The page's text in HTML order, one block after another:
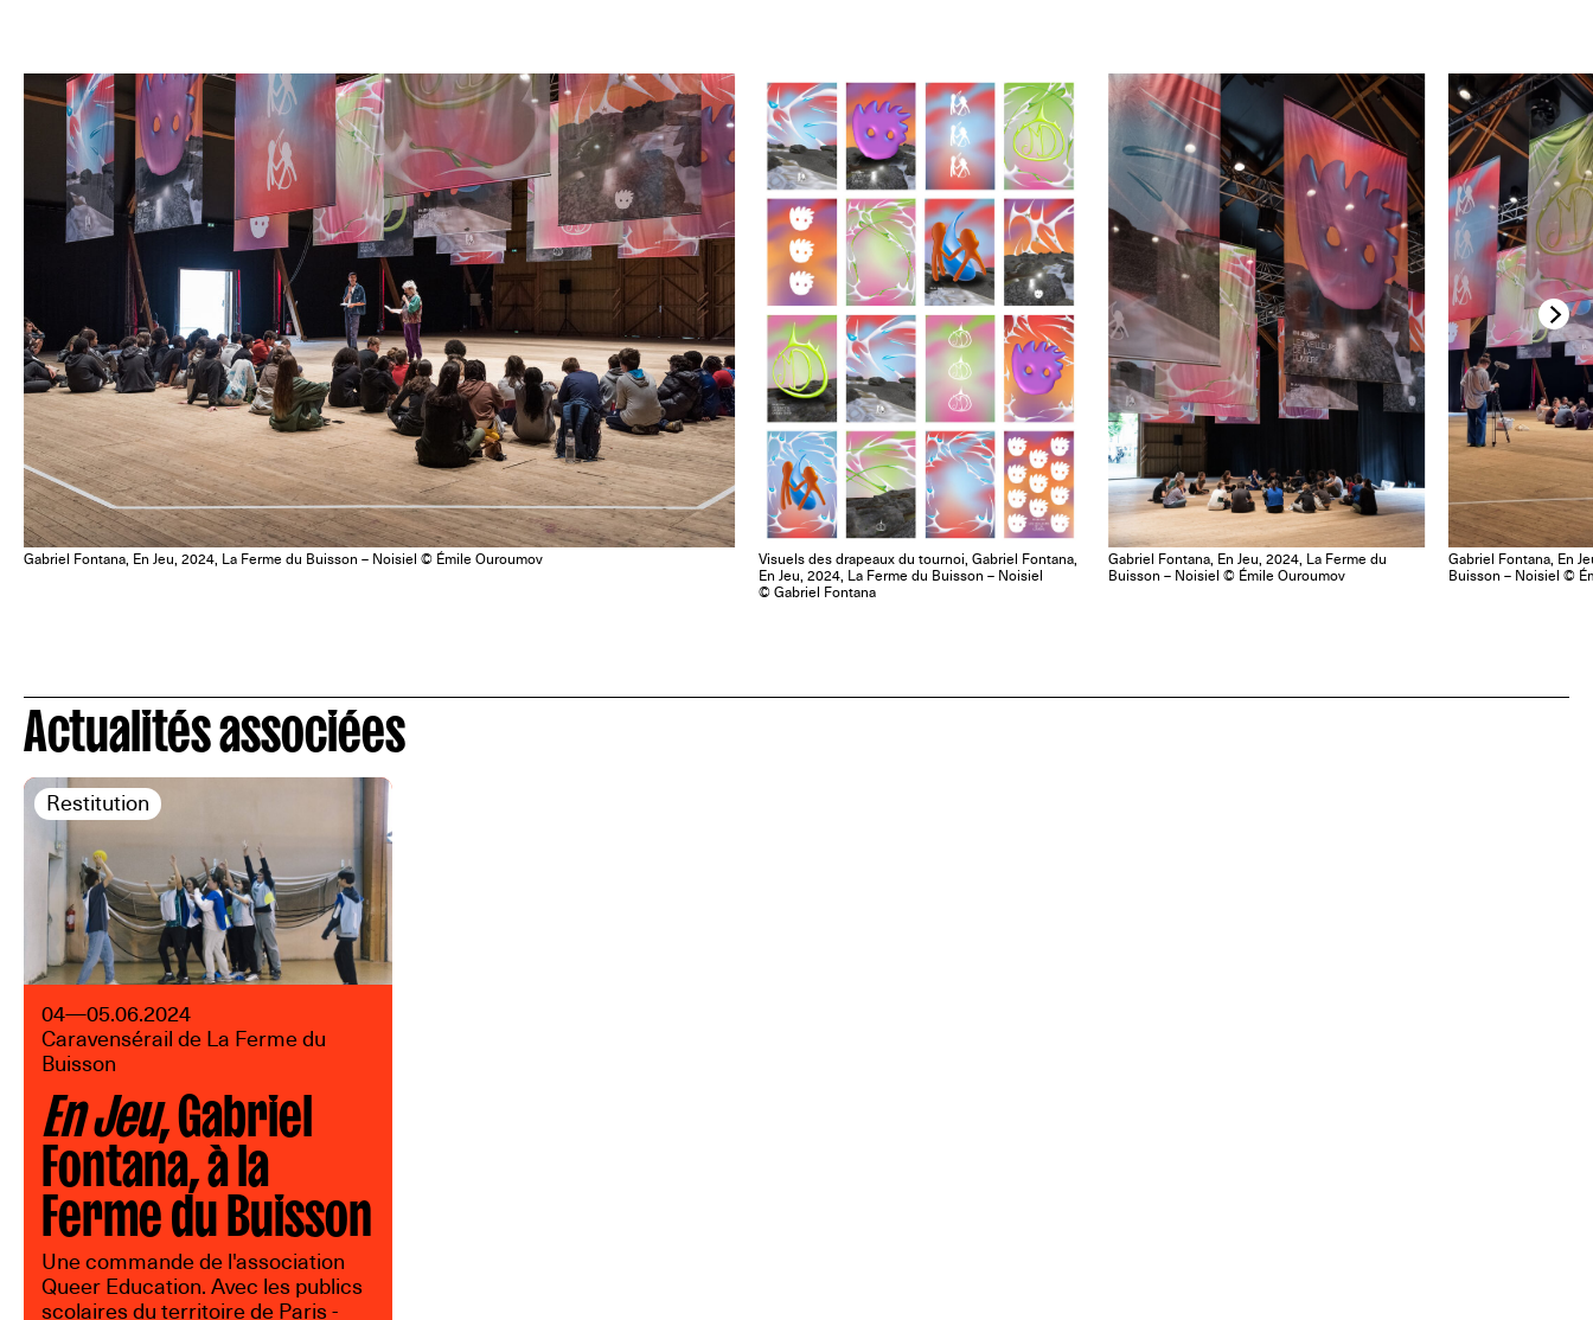
Gabriel Fontana, En Jeu, 2024, La Ferme du Buisson – Noisiel © Émile Ouroumov
Visuels des drapeaux du tournoi, Gabriel Fontana,
En Jeu, 2024, La Ferme du Buisson – Noisiel
© Gabriel Fontana
Gabriel Fontana, En Jeu, 2024, La Ferme du
Buisson – Noisiel © Émile Ouroumov
Gabriel Fontana, En
Buisson – Noisiel ©
Actualités associées
Restitution
04—05.06.2024
Caravensérail de La Ferme du
Buisson
En Jeu, Gabriel
Fontana, à la
Ferme du Buisson
Une commande de l'association
Queer Education. Avec les publics
scolaires du territoire de Paris -